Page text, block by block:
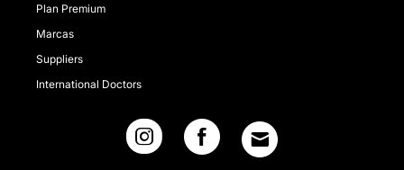
Plan Premium
Marcas
Suppliers
International Doctors